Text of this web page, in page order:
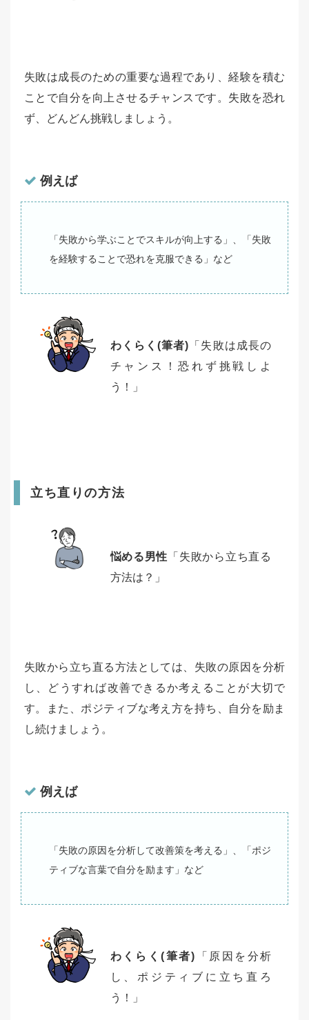
失敗は成長のための重要な過程であり、経験を積む
ことで自分を向上させるチャンスです。失敗を恐れ
ず、どんどん挑戦しましょう。
例えば
「失敗から学ぶことでスキルが向上する」、「失敗
を経験することで恐れを克服できる」など
わくらく(筆者) 「失敗は成長の
チャンス！恐れず挑戦しよ
う！」
立ち直りの方法
悩める男性 「失敗から立ち直る
方法は？」
失敗から立ち直る方法としては、失敗の原因を分析
し、どうすれば改善できるか考えることが大切で
す。また、ポジティブな考え方を持ち、自分を励ま
し続けましょう。
例えば
「失敗の原因を分析して改善策を考える」、「ポジ
ティブな言葉で自分を励ます」など
わくらく(筆者) 「原因を分析
し、ポジティブに立ち直ろ
う！」